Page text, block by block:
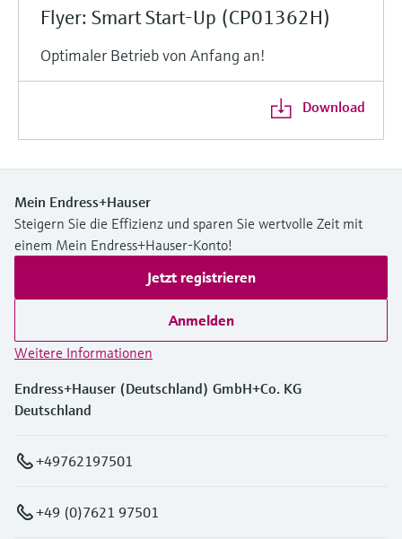
Flyer: Smart Start-Up (CP01362H)
Optimaler Betrieb von Anfang an!
Download
Mein Endress+Hauser
Steigern Sie die Effizienz und sparen Sie wertvolle Zeit mit
einem Mein Endress+Hauser-Konto!
Jetzt registrieren
Anmelden
Weitere Informationen
Endress+Hauser (Deutschland) GmbH+Co. KG
Deutschland
+49762197501
+49 (0)7621 97501